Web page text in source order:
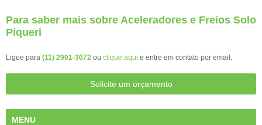
Para saber mais sobre Aceleradores e Freios Solo
Piqueri
Ligue para (11) 2901-3072 ou clique aqui e entre em contato por email.
Solicite um orçamento
MENU